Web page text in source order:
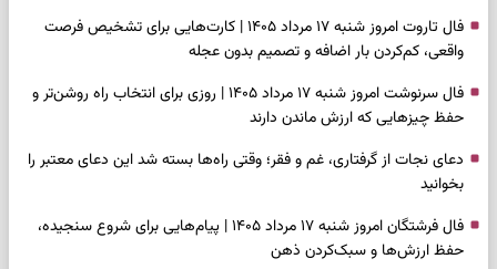
فال تاروت امروز شنبه ۱۷ مرداد ۱۴۰۵ | کارت‌هایی برای تشخیص فرصت
واقعی، کم‌کردن بار اضافه و تصمیم بدون عجله
فال سرنوشت امروز شنبه ۱۷ مرداد ۱۴۰۵ | روزی برای انتخاب راه روشن‌تر و
حفظ چیزهایی که ارزش ماندن دارند
دعای نجات از گرفتاری، غم و فقر؛ وقتی راه‌ها بسته شد این دعای معتبر را
بخوانید
فال فرشتگان امروز شنبه ۱۷ مرداد ۱۴۰۵ | پیام‌هایی برای شروع سنجیده،
حفظ ارزش‌ها و سبک‌کردن ذهن